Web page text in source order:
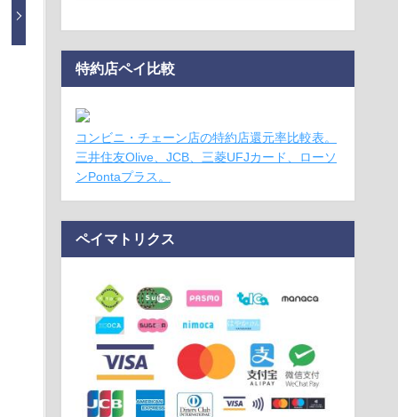
特約店ペイ比較
コンビニ・チェーン店の特約店還元率比較表。
三井住友Olive、JCB、三菱UFJカード、ローソ
ンPontaプラス。
ペイマトリクス